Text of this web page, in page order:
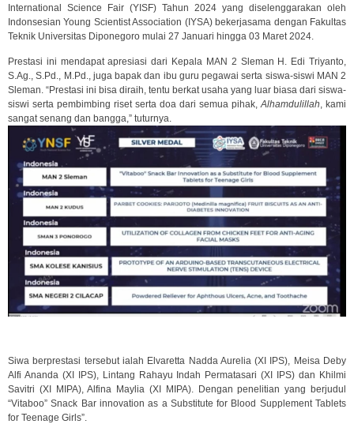
International Science Fair (YISF) Tahun 2024 yang diselenggarakan oleh
Indonsesian Young Scientist Association (IYSA) bekerjasama dengan Fakultas
Teknik Universitas Diponegoro mulai 27 Januari hingga 03 Maret 2024.
Prestasi ini mendapat apresiasi dari Kepala MAN 2 Sleman H. Edi Triyanto,
S.Ag., S.Pd., M.Pd., juga bapak dan ibu guru pegawai serta siswa-siswi MAN 2
Sleman. “Prestasi ini bisa diraih, tentu berkat usaha yang luar biasa dari siswa-
siswi serta pembimbing riset serta doa dari semua pihak,Alhamdulillah, kami
sangat senang dan bangga,” tuturnya.
Siwa berprestasi tersebut ialah Elvaretta Nadda Aurelia (XI IPS), Meisa Deby
Alfi Ananda (XI IPS), Lintang Rahayu Indah Permatasari (XI IPS) dan Khilmi
Savitri (XI MIPA), Alfina Maylia (XI MIPA). Dengan penelitian yang berjudul
“Vitaboo” Snack Bar innovation as a Substitute for Blood Supplement Tablets
for Teenage Girls”.